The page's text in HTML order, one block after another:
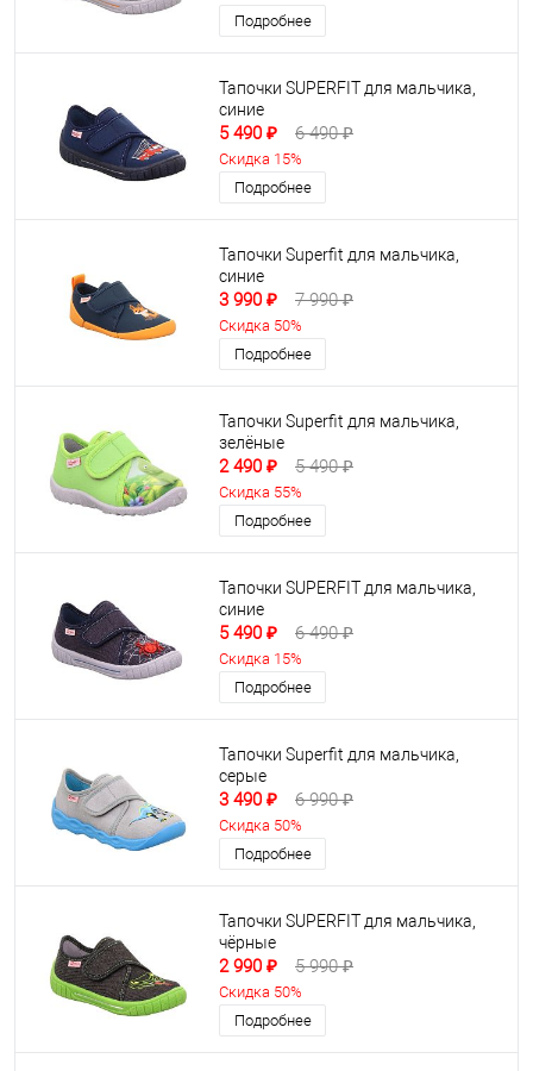
Подробнее
Тапочки SUPERFIT для мальчика,
синие
5 490 ₽ 6 490 ₽
Скидка 15%
Подробнее
Тапочки Superfit для мальчика,
синие
3 990 ₽ 7 990 ₽
Скидка 50%
Подробнее
Тапочки Superfit для мальчика,
зелёные
2 490 ₽ 5 490 ₽
Скидка 55%
Подробнее
Тапочки SUPERFIT для мальчика,
синие
5 490 ₽ 6 490 ₽
Скидка 15%
Подробнее
Тапочки Superfit для мальчика,
серые
3 490 ₽ 6 990 ₽
Скидка 50%
Подробнее
Тапочки SUPERFIT для мальчика,
чёрные
2 990 ₽ 5 990 ₽
Скидка 50%
Подробнее